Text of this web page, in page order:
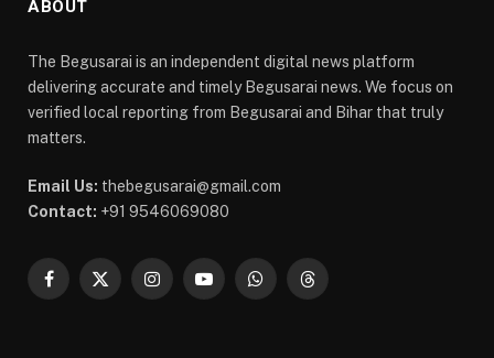
ABOUT
The Begusarai is an independent digital news platform
delivering accurate and timely Begusarai news. We focus on
verified local reporting from Begusarai and Bihar that truly
matters.
Email Us: thebegusarai@gmail.com
Contact: +91 9546069080
Facebook
X
InstagramYouTubeWhatsAppThreads